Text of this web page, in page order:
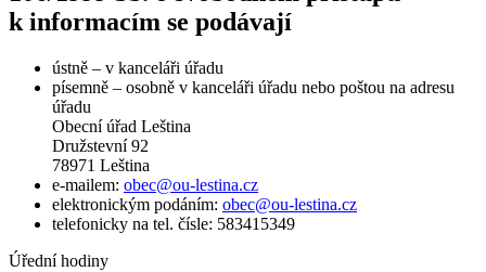
k informacím se podávají
ústně – v kanceláři úřadu
písemně – osobně v kanceláři úřadu nebo poštou na adresu
úřadu
Obecní úřad Leština
Družstevní 92
78971 Leština
e-mailem: obec@ou-lestina.cz
elektronickým podáním: obec@ou-lestina.cz
telefonicky na tel. čísle: 583415349
Úřední hodiny